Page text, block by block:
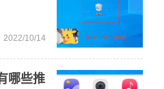
2022/10/14
哪些推